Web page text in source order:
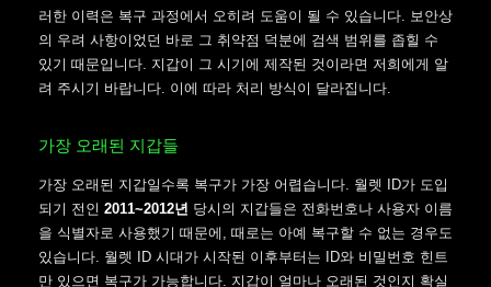
러한 이력은 복구 과정에서 오히려 도움이 될 수 있습니다. 보안상
의 우려 사항이었던 바로 그 취약점 덕분에 검색 범위를 좁힐 수
있기 때문입니다. 지갑이 그 시기에 제작된 것이라면 저희에게 알
려 주시기 바랍니다. 이에 따라 처리 방식이 달라집니다.
가장 오래된 지갑들
가장 오래된 지갑일수록 복구가 가장 어렵습니다. 월렛 ID가 도입
되기 전인 2011~2012년 당시의 지갑들은 전화번호나 사용자 이름
을 식별자로 사용했기 때문에, 때로는 아예 복구할 수 없는 경우도
있습니다. 월렛 ID 시대가 시작된 이후부터는 ID와 비밀번호 힌트
만 있으면 복구가 가능합니다. 지갑이 얼마나 오래된 것인지 확실